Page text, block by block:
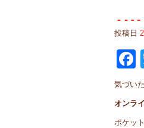
投稿日
気づい
オンラ
ポケッ